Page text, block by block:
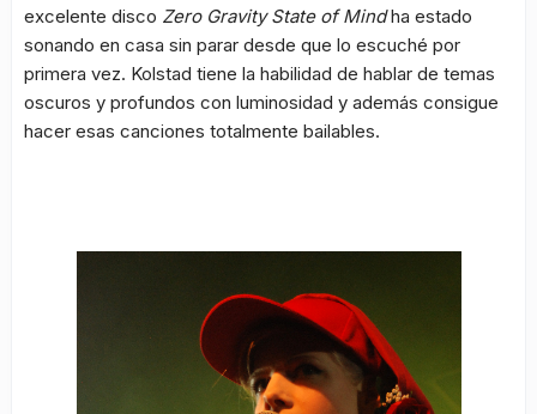
excelente disco Zero Gravity State of Mindha estado
sonando en casa sin parar desde que lo escuché por
primera vez. Kolstad tiene la habilidad de hablar de temas
oscuros y profundos con luminosidad y además consigue
hacer esas canciones totalmente bailables.